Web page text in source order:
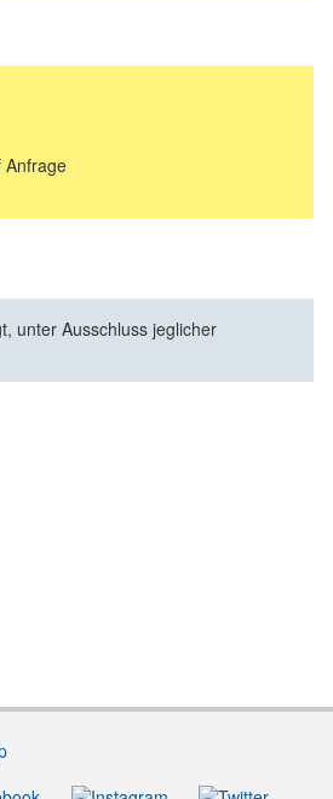
Anfrage
unter Ausschluss jeglicher